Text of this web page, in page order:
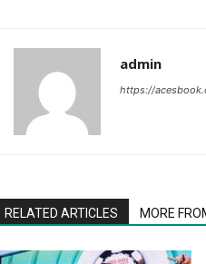
admin
https://
RELATED ARTICLES MORE